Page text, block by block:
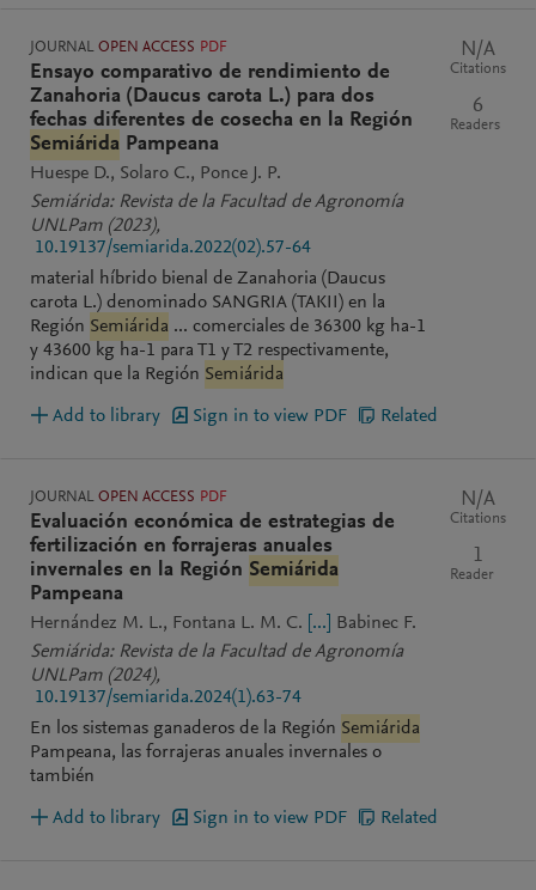
JOURNAL OPEN ACCESS PDF
Ensayo comparativo de rendimiento de
Zanahoria (Daucus carota L.) para dos
fechas diferentes de cosecha en la Región
Semiárida Pampeana
Huespe D. Solaro C.
Ponce J. P.
Semiárida: Revista de la Facultad de Agronomía
UNLPam (2023),
10.19137/semiarida.2022(02).57-64
material híbrido bienal de Zanahoria (Daucus
carota L.) denominado SANGRIA (TAKII) en la
Región Semiárida ... comerciales de 36300 kg ha-1
y 43600 kg ha-1 para T1 y T2 respectivamente,
indican que la Región Semiárida
N/A
Citations
6
Readers
Add to library Sign in to view PDF Related
JOURNAL OPEN ACCESS PDF
Evaluación económica de estrategias de
fertilización en forrajeras anuales
invernales en la Región Semiárida
Pampeana
Hernández M. L. Fontana L. M. C. [...]
Babinec F.
Semiárida: Revista de la Facultad de Agronomía
UNLPam (2024),
10.19137/semiarida.2024(1).63-74
En los sistemas ganaderos de la Región Semiárida
Pampeana, las forrajeras anuales invernales o
también
N/A
Citations
1
Reader
Add to library Sign in to view PDF Related